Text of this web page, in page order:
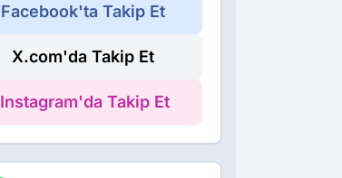
Facebook'ta Takip Et
X.com'da Takip Et
Instagram'da Takip Et